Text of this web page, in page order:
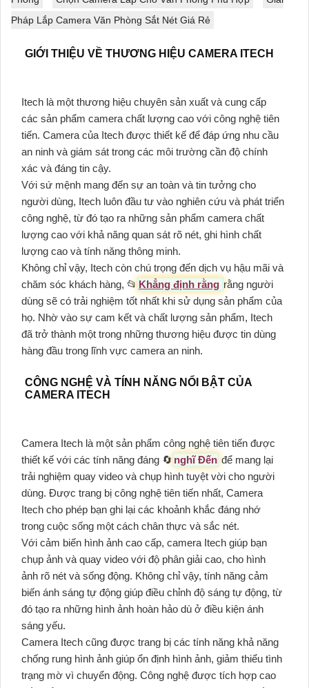
Pháp Lắp Camera Văn Phòng Sắt Nét Giá Rẻ
GIỚI THIỆU VỀ THƯƠNG HIỆU CAMERA ITECH
Itech là một thương hiệu chuyên sản xuất và cung cấp
các sản phẩm camera chất lượng cao với công nghệ tiên
tiến. Camera của Itech được thiết kế để đáp ứng nhu cầu
an ninh và giám sát trong các môi trường cần độ chính
xác và đáng tin cậy.
Với sứ mệnh mang đến sự an toàn và tin tưởng cho
người dùng, Itech luôn đầu tư vào nghiên cứu và phát triển
công nghệ, từ đó tạo ra những sản phẩm camera chất
lượng cao với khả năng quan sát rõ nét, ghi hình chất
lượng cao và tính năng thông minh.
Không chỉ vậy, Itech còn chú trọng đến dịch vụ hậu mãi và
chăm sóc khách hàng, 📂 Khẳng định rằng rằng người
dùng sẽ có trải nghiệm tốt nhất khi sử dụng sản phẩm của
họ. Nhờ vào sự cam kết và chất lượng sản phẩm, Itech
đã trở thành một trong những thương hiệu được tin dùng
hàng đầu trong lĩnh vực camera an ninh.
CÔNG NGHỆ VÀ TÍNH NĂNG NỔI BẬT CỦA
CAMERA ITECH
Camera Itech là một sản phẩm công nghệ tiên tiến được
thiết kế với các tính năng đáng 🔄 nghĩ Đến để mang lại
trải nghiệm quay video và chụp hình tuyệt vời cho người
dùng. Được trang bị công nghệ tiên tiến nhất, Camera
Itech cho phép bạn ghi lại các khoảnh khắc đáng nhớ
trong cuộc sống một cách chân thực và sắc nét.
Với cảm biến hình ảnh cao cấp, camera Itech giúp bạn
chụp ảnh và quay video với độ phân giải cao, cho hình
ảnh rõ nét và sống động. Không chỉ vậy, tính năng cảm
biến ánh sáng tự động giúp điều chỉnh độ sáng tự động, từ
đó tạo ra những hình ảnh hoàn hảo dù ở điều kiện ánh
sáng yếu.
Camera Itech cũng được trang bị các tính năng khả năng
chống rung hình ảnh giúp ổn định hình ảnh, giảm thiểu tình
trạng mờ vì chuyển động. Công nghệ được tích hợp cao